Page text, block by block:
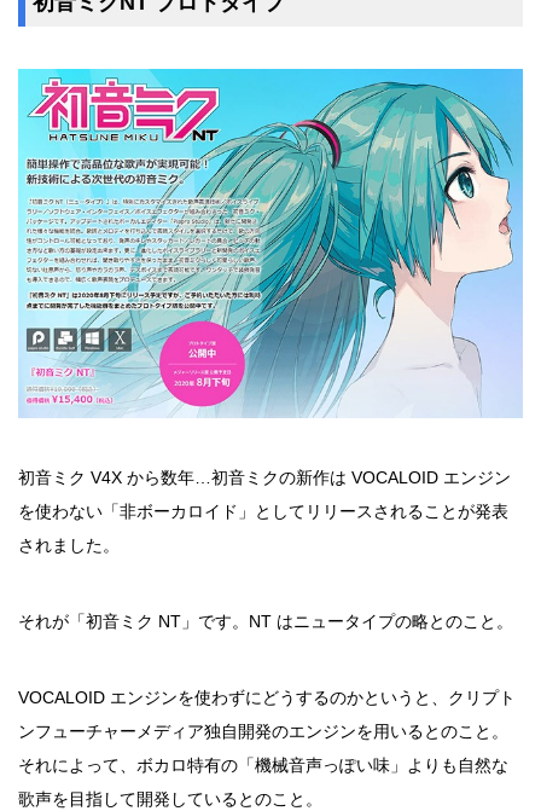
初音ミク V4X から数年…初音ミクの新作は VOCALOID エンジン
を使わない「非ボーカロイド」としてリリースされることが発表
されました。
それが「初音ミク NT」です。NT はニュータイプの略とのこと。
VOCALOID エンジンを使わずにどうするのかというと、クリプト
ンフューチャーメディア独自開発のエンジンを用いるとのこと。
それによって、ボカロ特有の「機械音声っぽい味」よりも自然な
歌声を目指して開発しているとのこと。